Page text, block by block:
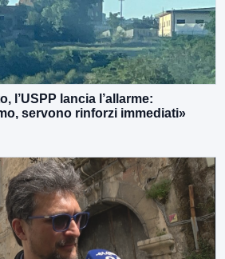
l’USPP lancia l’allarme:
servono rinforzi immediati»